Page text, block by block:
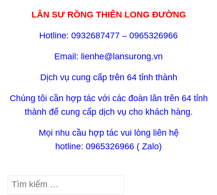
LÂN SƯ RỒNG THIÊN LONG ĐƯỜNG
Hotline: 0932687477 – 0965326966
Email: lienhe@lansurong.vn
Dịch vụ cung cấp trên 64 tỉnh thành
Chúng tôi cần hợp tác với các đoàn lân trên 64 tỉnh
thành để cung cấp dịch vụ cho khách hàng.
Mọi nhu cầu hợp tác vui lòng liên hệ
hotline: 0965326966 ( Zalo)
Tìm